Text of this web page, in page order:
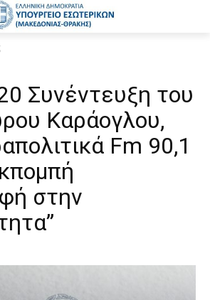
Συνέντευξη του
Καράογλου,
Fm 90,1
στην